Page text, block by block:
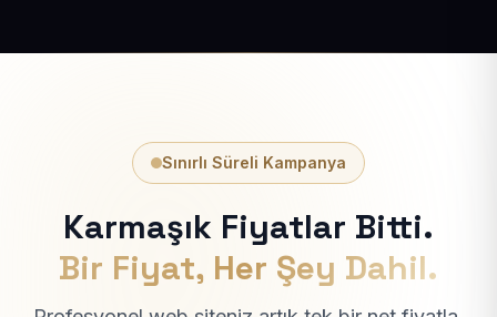
Sınırlı Süreli Kampanya
Karmaşık Fiyatlar Bitti.
Bir Fiyat, Her Şey Dahil.